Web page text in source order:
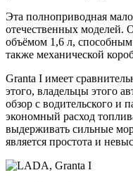
Эта полноприводная
отечественных моделей.
объёмом 1,6 л,
также механической
Granta I имеет
этого, владельцы этого
обзор с водительского и
экономный расход
выдерживать сильные
является простота и